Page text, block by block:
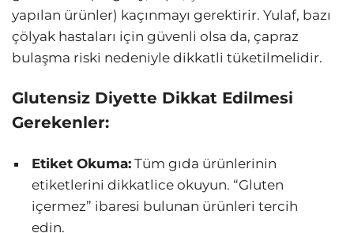
yapılan ürünler) kaçınmayı gerektirir. Yulaf, bazı
çölyak hastaları için güvenli olsa da, çapraz
bulaşma riski nedeniyle dikkatli tüketilmelidir.
Glutensiz Diyette Dikkat Edilmesi
Gerekenler:
Etiket Okuma: Tüm gıda ürünlerinin
etiketlerini dikkatlice okuyun. “Gluten
içermez” ibaresi bulunan ürünleri tercih
edin.